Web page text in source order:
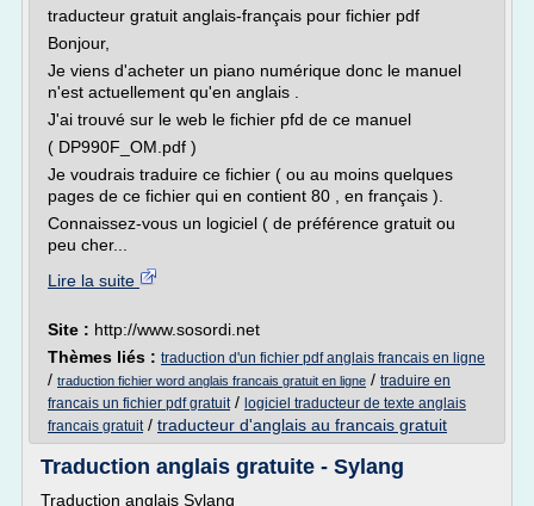
traducteur gratuit anglais-français pour fichier pdf
Bonjour,
Je viens d'acheter un piano numérique donc le manuel
n'est actuellement qu'en anglais .
J'ai trouvé sur le web le fichier pfd de ce manuel
( DP990F_OM.pdf )
Je voudrais traduire ce fichier ( ou au moins quelques
pages de ce fichier qui en contient 80 , en français ).
Connaissez-vous un logiciel ( de préférence gratuit ou
peu cher...
Lire la suite
Site : http://www.sosordi.net
Thèmes liés : traduction d'un fichier pdf anglais francais en ligne
/ traduction fichier word anglais francais gratuit en ligne / traduire en
francais un fichier pdf gratuit/ logiciel traducteur de texte anglais
francais gratuit/ traducteur d'anglais au francais gratuit
Traduction anglais gratuite - Sylang
Traduction anglais Sylang